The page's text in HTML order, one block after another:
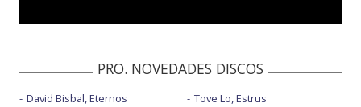
PRO. NOVEDADES DISCOS
David Bisbal, Eternos
Tove Lo, Estrus